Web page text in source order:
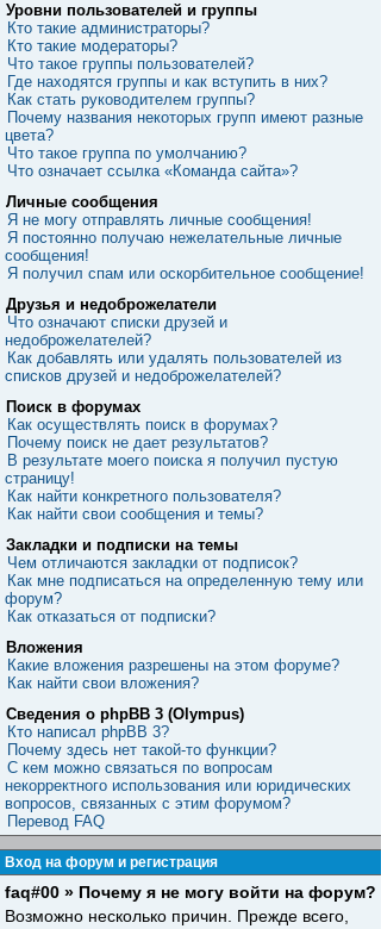
Уровни пользователей и группы
Кто такие администраторы?
Кто такие модераторы?
Что такое группы пользователей?
Где находятся группы и как вступить в них?
Как стать руководителем группы?
Почему названия некоторых групп имеют разные
цвета?
Что такое группа по умолчанию?
Что означает ссылка «Команда сайта»?
Личные сообщения
Я не могу отправлять личные сообщения!
Я постоянно получаю нежелательные личные
сообщения!
Я получил спам или оскорбительное сообщение!
Друзья и недоброжелатели
Что означают списки друзей и
недоброжелателей?
Как добавлять или удалять пользователей из
списков друзей и недоброжелателей?
Поиск в форумах
Как осуществлять поиск в форумах?
Почему поиск не дает результатов?
В результате моего поиска я получил пустую
страницу!
Как найти конкретного пользователя?
Как найти свои сообщения и темы?
Закладки и подписки на темы
Чем отличаются закладки от подписок?
Как мне подписаться на определенную тему или
форум?
Как отказаться от подписки?
Вложения
Какие вложения разрешены на этом форуме?
Как найти свои вложения?
Сведения о phpBB 3 (Olympus)
Кто написал phpBB 3?
Почему здесь нет такой-то функции?
С кем можно связаться по вопросам
некорректного использования или юридических
вопросов, связанных с этим форумом?
Перевод FAQ
Вход на форум и регистрация
faq#00 » Почему я не могу войти на форум?
Возможно несколько причин. Прежде всего,